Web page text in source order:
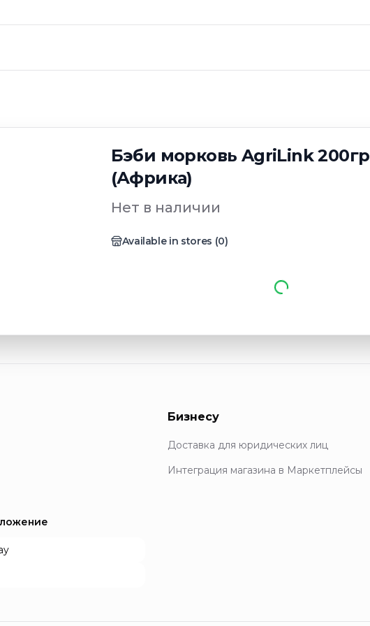
Бэби морковь AgriLink 200гр
(Африка)
Нет в наличии
Available in stores (0)
Бизнесу
Доставка для юридических лиц
Интеграция магазина в Маркетплейсы